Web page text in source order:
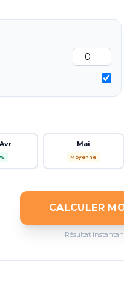
Mai
Moyenne
CALCULER
Résultat